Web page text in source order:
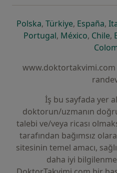
Polskayeni bir sekmede
, Türkiyeyeni bir
, España,
Portugalyeni bir
, Méxicoyeni bir
, Chile,
İş bu sayfada yer
doktorun/uzmanın
talebi ve/veya ricası
tarafından bağımsız
sitesinin temel amacı,
daha iyi